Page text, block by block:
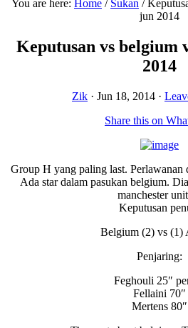
Hide
Search
You are here: Home / Sukan /
jun 2014
Keputusan vs belgium
2014
Zik · Jun 18, 2014 ·
Share this on
Group H yang paling last. Perlawanan
Ada star dalam pasukan belgium.
manchester
Keputusan
Belgium (2) vs (1)
Penjaring:
Feghouli 25″
Fellaini 70″
Mertens 80″